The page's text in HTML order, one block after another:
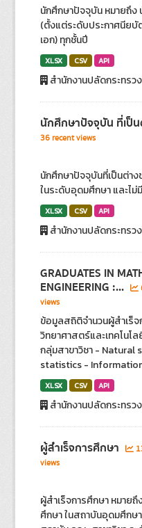
นักศึกษาปัจจุบัน หมายถึง
(ตั้งแต่ระดับประกาศนีย
เอก) ทุกชั้นปี
XLSX CSV API
สำนักงานปลัดกระทรว
นักศึกษาปัจจุบัน ที่เป็
36 recent views
นักศึกษาปัจจุบันที่เป็นต่า
ในระดับอุดมศึกษา และไ
XLSX CSV API
สำนักงานปลัดกระทรว
GRADUATES IN
ENGINEERING :...
views
ข้อมูลสถิติจำนวนผู้สำเร็
วิทยาศาสตร์และเทคโนโ
กลุ่มสาขาวิชา - Natural
statistics -
XLSX CSV API
สำนักงานปลัดกระทรว
ผู้สำเร็จการศึกษา
views
ผู้สำเร็จการศึกษา หมาย
ศึกษา ในสถาบันอุดมศึกษ